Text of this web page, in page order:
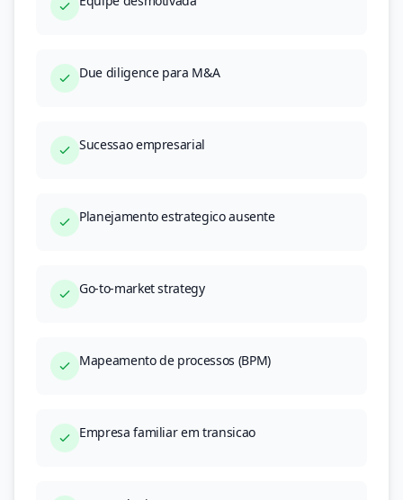
Due diligence para M&A
Sucessao empresarial
Planejamento estrategico ausente
Go-to-market strategy
Mapeamento de processos (BPM)
Empresa familiar em transicao